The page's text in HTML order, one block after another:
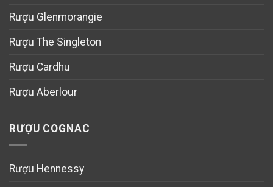
Rượu Glenmorangie
Rượu The Singleton
Rượu Cardhu
Rượu Aberlour
RƯỢU COGNAC
Rượu Hennessy